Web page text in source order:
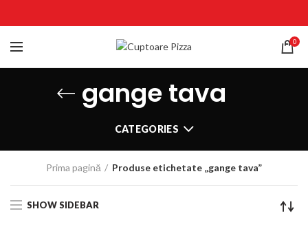
0
gange tava
CATEGORIES
Prima pagină Produse etichetate „gange tava”
SHOW SIDEBAR